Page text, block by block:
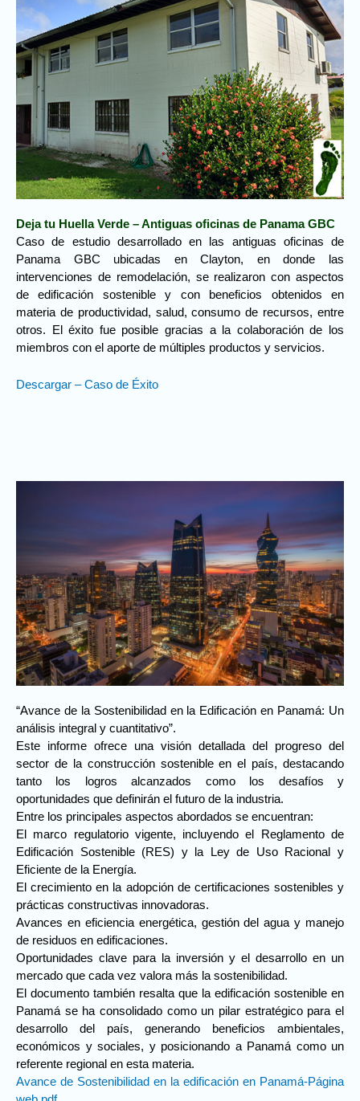
Deja tu Huella Verde – Antiguas oficinas de Panama GBC
Caso de estudio desarrollado en las antiguas oficinas de
Panama GBC ubicadas en Clayton, en donde las
intervenciones de remodelación, se realizaron con aspectos
de edificación sostenible y con beneficios obtenidos en
materia de productividad, salud, consumo de recursos, entre
otros. El éxito fue posible gracias a la colaboración de los
miembros con el aporte de múltiples productos y servicios.
Descargar – Caso de Éxito
“Avance de la Sostenibilidad en la Edificación en Panamá: Un
análisis integral y cuantitativo”.
Este informe ofrece una visión detallada del progreso del
sector de la construcción sostenible en el país, destacando
tanto los logros alcanzados como los desafíos y
oportunidades que definirán el futuro de la industria.
Entre los principales aspectos abordados se encuentran:
El marco regulatorio vigente, incluyendo el Reglamento de
Edificación Sostenible (RES) y la Ley de Uso Racional y
Eficiente de la Energía.
El crecimiento en la adopción de certificaciones sostenibles y
prácticas constructivas innovadoras.
Avances en eficiencia energética, gestión del agua y manejo
de residuos en edificaciones.
Oportunidades clave para la inversión y el desarrollo en un
mercado que cada vez valora más la sostenibilidad.
El documento también resalta que la edificación sostenible en
Panamá se ha consolidado como un pilar estratégico para el
desarrollo del país, generando beneficios ambientales,
económicos y sociales, y posicionando a Panamá como un
referente regional en esta materia.
Avance de Sostenibilidad en la edificación en Panamá-Página